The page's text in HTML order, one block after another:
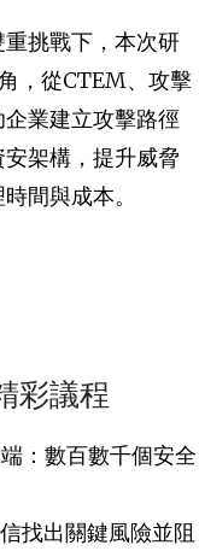
挑戰下，本次研
，從CTEM、攻擊
業建立攻擊路徑
架構，提升威脅
間與成本。
彩議程
：數百數千個安全
找出關鍵風險並阻